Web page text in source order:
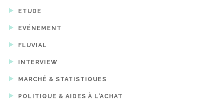
ETUDE
EVÉNEMENT
FLUVIAL
INTERVIEW
MARCHÉ & STATISTIQUES
POLITIQUE & AIDES À L'ACHAT